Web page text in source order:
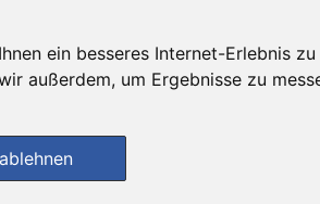
ein besseres Internet-Erlebnis
außerdem, um Ergebnisse zu
günstigster Produktpreis